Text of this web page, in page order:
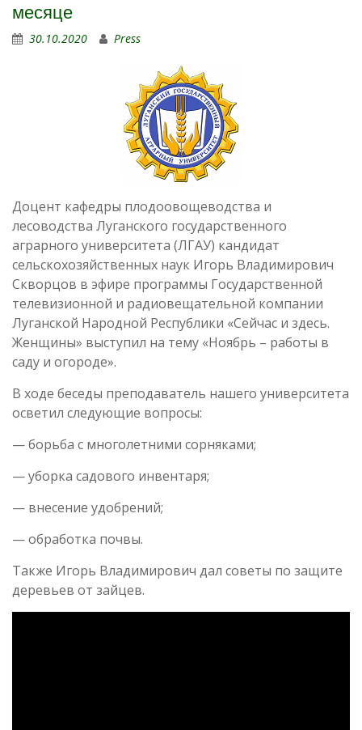
месяце
30.10.2020 Press
Доцент кафедры плодоовощеводства и
лесоводства Луганского государственного
аграрного университета (ЛГАУ) кандидат
сельскохозяйственных наук Игорь Владимирович
Скворцов в эфире программы Государственной
телевизионной и радиовещательной компании
Луганской Народной Республики «Сейчас и здесь.
Женщины» выступил на тему «Ноябрь – работы в
саду и огороде».
В ходе беседы преподаватель нашего университета
осветил следующие вопросы:
— борьба с многолетними сорняками;
— уборка садового инвентаря;
— внесение удобрений;
— обработка почвы.
Также Игорь Владимирович дал советы по защите
деревьев от зайцев.